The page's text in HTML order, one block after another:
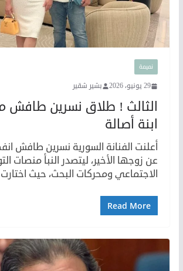
نميمة
29 يونيو، 2026 بشير شقير
الثالث ! طلاق نسرين طافش
ابنة أصالة
أعلنت الفنانة السورية نسرين طافش
عن زوجها الأخير، ليتصدر النبأ منصات
الاجتماعي ومحركات البحث، حيث اختارت
Read More